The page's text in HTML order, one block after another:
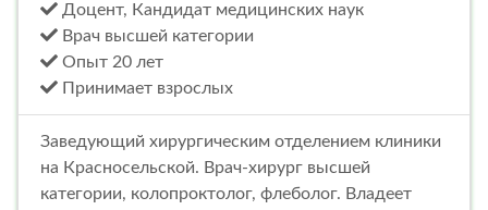
Доцент, Кандидат медицинских наук
Врач высшей категории
Опыт 20 лет
Принимает взрослых
Заведующий хирургическим отделением клиники
на Красносельской. Врач-хирург высшей
категории, колопроктолог, флеболог. Владеет